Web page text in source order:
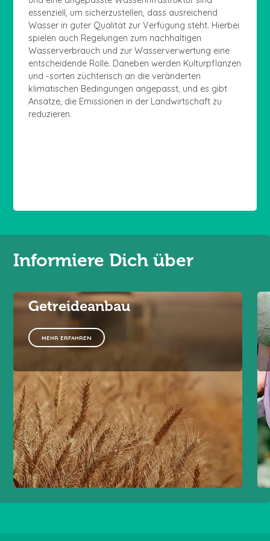
essenziell, um sicherzustellen, dass ausreichend
Wasser in guter Qualität zur Verfügung steht. Hierbei
spielen auch Regelungen zum nachhaltigen
Wasserverbrauch und zur Wasserverwertung eine
entscheidende Rolle. Daneben werden Kulturpflanzen
und -sorten züchterisch an die veränderten
klimatischen Bedingungen angepasst, und es gibt
Ansätze, die Emissionen in der Landwirtschaft zu
reduzieren.
Informiere Dich über
Getreideanbau
MEHR ERFAHREN